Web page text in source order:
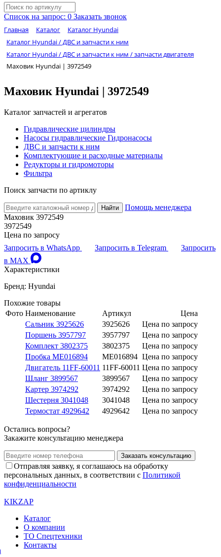
Список на запрос: 0 Заказать звонок
Главная Каталог
Каталог Hyundai
Каталог Hyundai / ДВС и запчасти к ним
Каталог Hyundai / ДВС и запчасти к ним / запчасти двигателя
Маховик Hyundai | 3972549
Маховик Hyundai | 3972549
Каталог запчастей и агрегатов
Гидравлические цилиндры
Насосы гидравлические Гидронасосы
ДВС и запчасти к ним
Комплектующие и расходные материалы
Редукторы и гидромоторы
Фильтра
Поиск запчасти по артиклу
Найти
Помощь менеджера
Маховик 3972549
3972549
Цена по запросу
Запросить в WhatsApp
Запросить в Telegram
Запросить
в MAX
Характеристики
Бренд: Hyundai
Похожие товары
Фото Наименование Артикул
Цена
Сальник 3925626
3925626
Цена по запросу
Поршень 3957797
3957797
Цена по запросу
Комплект 3802375
3802375
Цена по запросу
Пробка ME016894
ME016894 Цена по запросу
Двигатель 11FF-60011 11FF-60011 Цена по запросу
Шланг 3899567
3899567
Цена по запросу
Картер 3974292
3974292
Цена по запросу
Шестерня 3041048
3041048
Цена по запросу
Термостат 4929642
4929642 Цена по запросу
Остались вопросы?
Закажите консультацию менеджера
Заказать консультацию
Отправляя заявку, я соглашаюсь на обработку
персональных данных, в соответствии с Политикой
конфиденциальности
KIKZAP
Каталог
О компании
ТО Спецтехники
Контакты